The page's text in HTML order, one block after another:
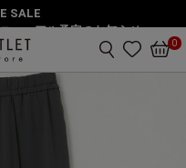
SALE
ューアル予定のお知らせ
0
トイージーパンツ